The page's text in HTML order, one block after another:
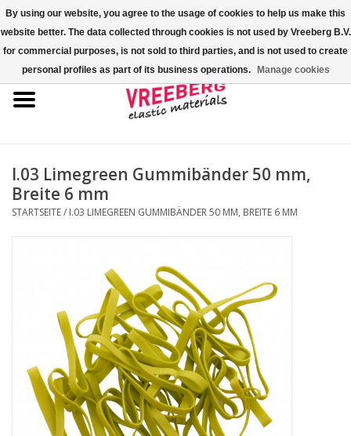
0 Artikel - €0,00
Startseite
Bunte Gummibänder
Gummispannseile
Kreuzgummibänder/X-Bands
Fastfix-Spannbänder
Geknotete Elastikschlaufe
Schwarze Gummibänder –
I.03 Limegreen Gummibänder 50 mm,
Breite 6 mm
STARTSEITE/ I.03 LIMEGREEN GUMMIBÄNDER 50 MM, BREITE 6 MM
By using our website, you agree to the usage of cookies to help us make this
website better. The data collected through cookies is not used by Vreeberg B.V.
for commercial purposes, is not sold to third parties, and is not used to create
personal profiles as part of its business operations.
Manage cookies